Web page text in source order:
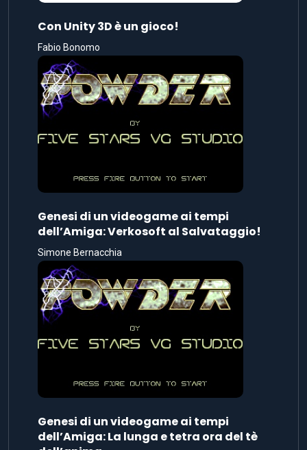
Con Unity 3D è un gioco!
Fabio Bonomo
Genesi di un videogame ai tempi
dell’Amiga: Verkosoft al Salvataggio!
Simone Bernacchia
Genesi di un videogame ai tempi
dell’Amiga: La lunga e tetra ora del tè